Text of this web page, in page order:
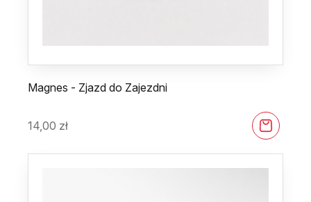
Magnes - Zjazd do Zajezdni
14,00 zł